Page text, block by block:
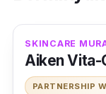
SKINCARE
Aiken
PARTNERSHIP